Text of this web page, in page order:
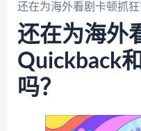
还在为海外看剧卡顿抓狂
还在为海外
Quickback
吗？